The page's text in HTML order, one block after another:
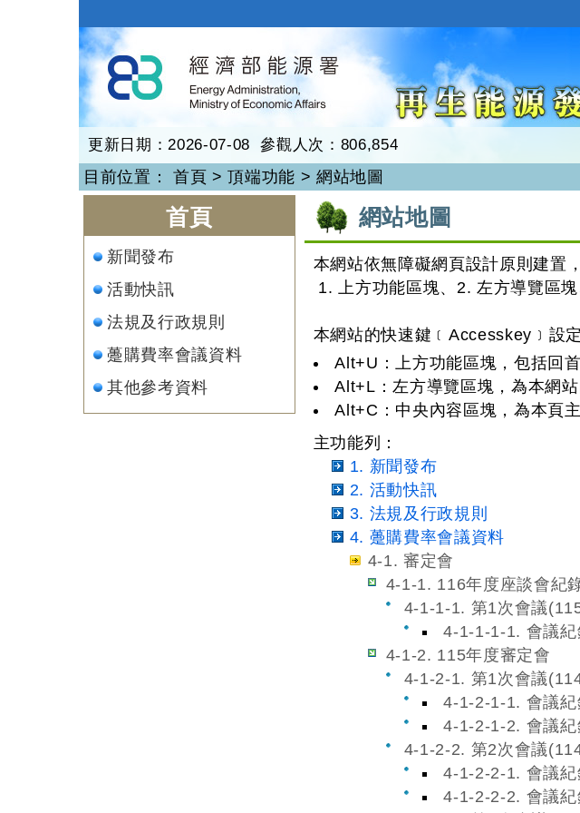
到
主
要
內
容
再生能源
更新日期：2026-07-08 參觀人次：806,854
目前位置： 首頁 >頂端功能 >網站地圖
首頁
新聞發布
活動快訊
法規及行政規則
躉購費率會議資料
其他參考資料
網站地圖
本網站依無障礙網頁設計原則建置
1. 上方功能區塊、2. 左方導覽區塊
本網站的快速鍵﹝Accesskey﹞設定
Alt+U：上方功能區塊，包括回
Alt+L：左方導覽區塊，為本網站
Alt+C：中央內容區塊，為本頁主
主功能列：
1. 新聞發布
2. 活動快訊
3. 法規及行政規則
4. 躉購費率會議資料
4-1. 審定會
4-1-1. 116年度座談會紀
4-1-1-1. 第1次會議
4-1-1-1-1. 會議紀
4-1-2. 115年度審定會
4-1-2-1. 第1次會議
4-1-2-1-1. 會議紀
4-1-2-1-2. 會議紀
4-1-2-2. 第2次會議
4-1-2-2-1. 會議紀
4-1-2-2-2. 會議紀